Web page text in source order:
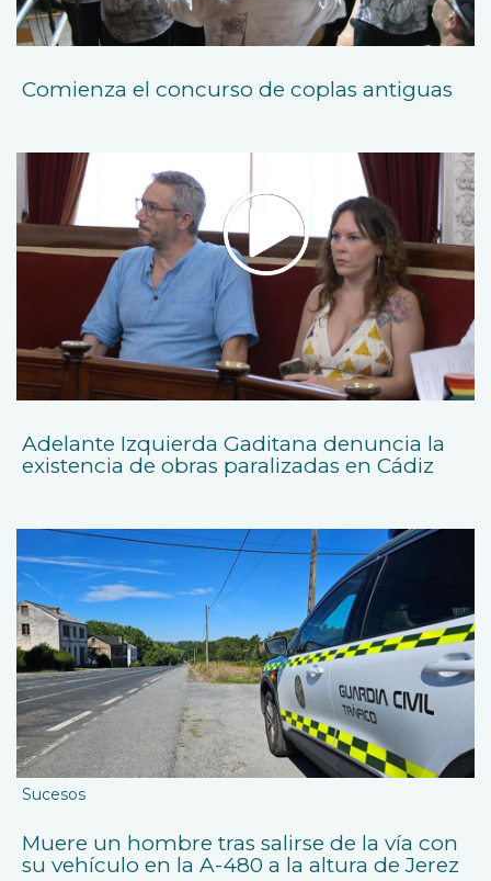
Comienza el concurso de coplas antiguas
Adelante Izquierda Gaditana denuncia la
existencia de obras paralizadas en Cádiz
Sucesos
Muere un hombre tras salirse de la vía con
su vehículo en la A-480 a la altura de Jerez